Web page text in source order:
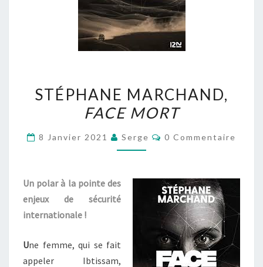
MARCHAND,
FACE
STÉPHANE MARCHAND,
FACE MORT
8 Janvier 2021 Serge Commentaires
0 Commentaire
Un polar à la pointe des
enjeux de sécurité
internationale !
Une femme, qui se fait
appeler Ibtissam,